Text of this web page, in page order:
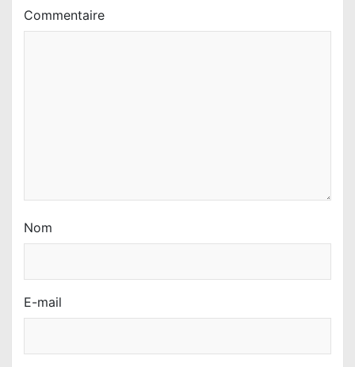
Commentaire
Nom
E-mail